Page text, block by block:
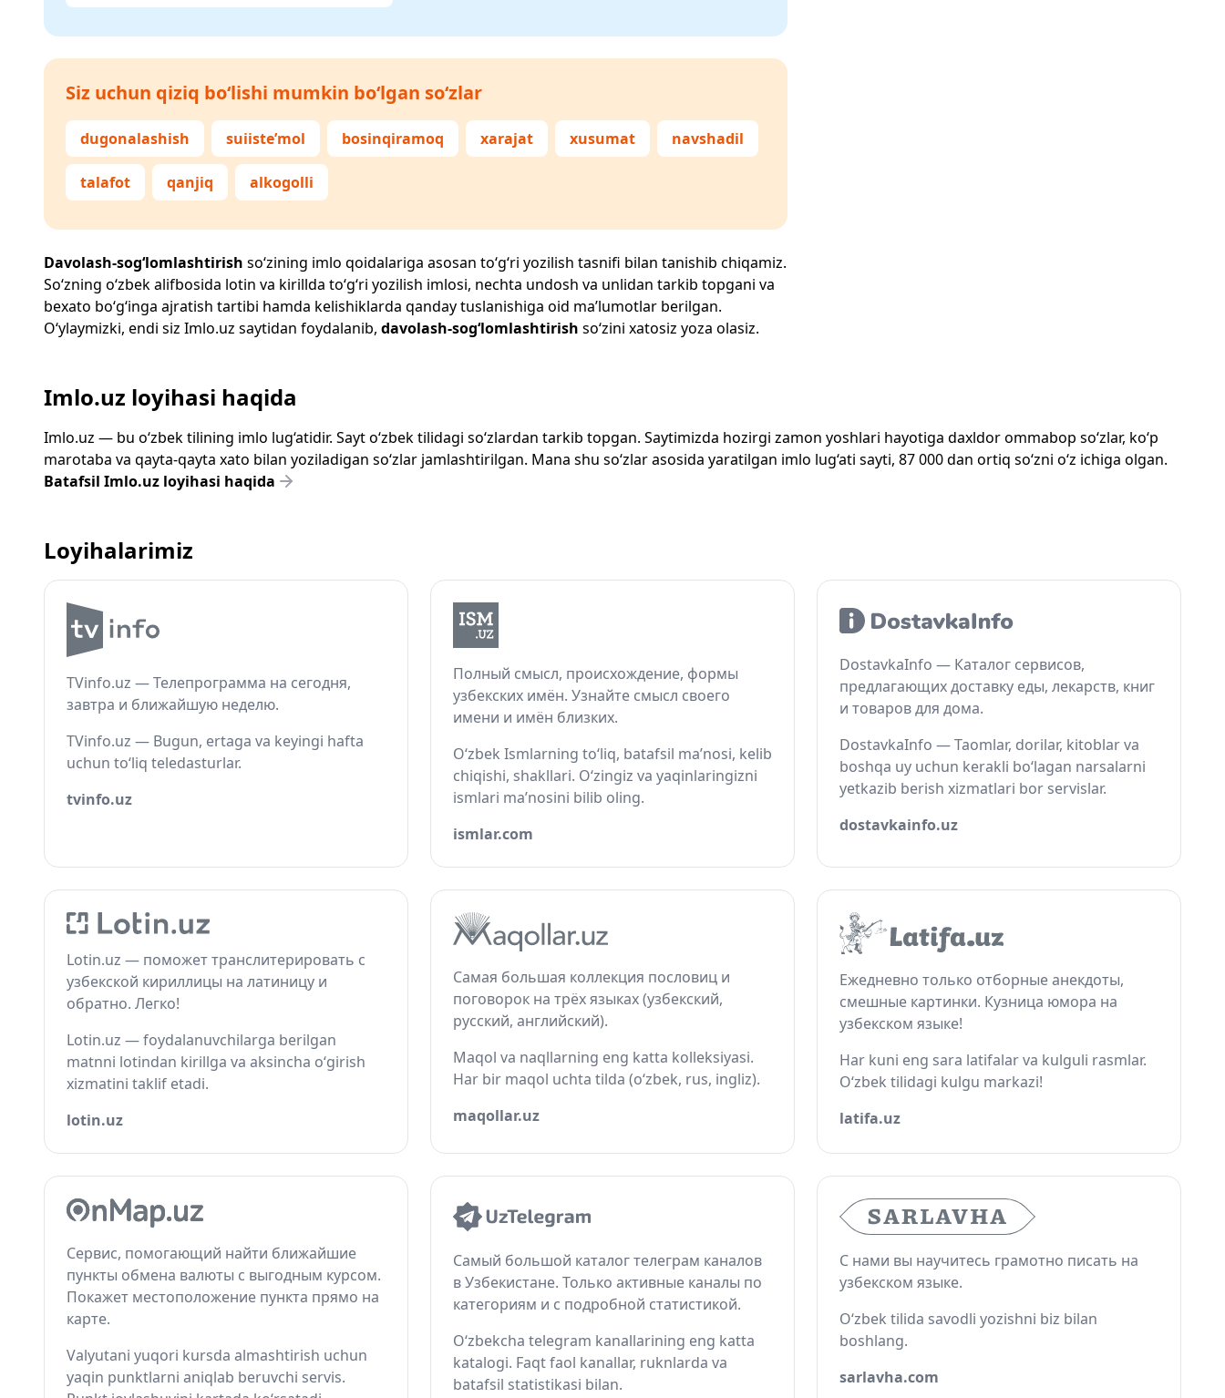
Siz uchun qiziq bo‘lishi mumkin bo‘lgan so‘zlar
dugonalashish suiiste’mol bosinqiramoq xarajat xusumat navshadil
talafot qanjiq alkogolli
Davolash-sog‘lomlashtirish so‘zining imlo qoidalariga asosan to‘g‘ri yozilish tasnifi bilan tanishib chiqamiz.
So‘zning o‘zbek alifbosida lotin va kirillda to‘g‘ri yozilish imlosi, nechta undosh va unlidan tarkib topgani va
bexato bo‘g‘inga ajratish tartibi hamda kelishiklarda qanday tuslanishiga oid ma’lumotlar berilgan.
O‘ylaymizki, endi siz Imlo.uz saytidan foydalanib, davolash-sog‘lomlashtirish so‘zini xatosiz yoza olasiz.
Imlo.uz loyihasi haqida
Imlo.uz — bu o‘zbek tilining imlo lug‘atidir. Sayt o‘zbek tilidagi so‘zlardan tarkib topgan. Saytimizda hozirgi zamon yoshlari hayotiga daxldor ommabop so‘zlar, ko‘p
marotaba va qayta-qayta xato bilan yoziladigan so‘zlar jamlashtirilgan. Mana shu so‘zlar asosida yaratilgan imlo lug‘ati sayti, 87 000 dan ortiq so‘zni o‘z ichiga olgan.
Batafsil Imlo.uz loyihasi haqida
Loyihalarimiz
TVinfo.uz — Телепрограмма на сегодня,
завтра и ближайшую неделю.
TVinfo.uz — Bugun, ertaga va keyingi hafta
uchun to‘liq teledasturlar.
tvinfo.uz
Полный смысл, происхождение, формы
узбекских имён. Узнайте смысл своего
имени и имён близких.
O‘zbek Ismlarning to‘liq, batafsil ma’nosi, kelib
chiqishi, shakllari. O‘zingiz va yaqinlaringizni
ismlari ma’nosini bilib oling.
ismlar.com
DostavkaInfo — Каталог сервисов,
предлагающих доставку еды, лекарств, книг
и товаров для дома.
DostavkaInfo — Taomlar, dorilar, kitoblar va
boshqa uy uchun kerakli bo‘lagan narsalarni
yetkazib berish xizmatlari bor servislar.
dostavkainfo.uz
Lotin.uz — поможет транслитерировать с
узбекской кириллицы на латиницу и
обратно. Легко!
Lotin.uz — foydalanuvchilarga berilgan
matnni lotindan kirillga va aksincha o‘girish
xizmatini taklif etadi.
lotin.uz
Самая большая коллекция пословиц и
поговорок на трёх языках (узбекский,
русский, английский).
Maqol va naqllarning eng katta kolleksiyasi.
Har bir maqol uchta tilda (o‘zbek, rus, ingliz).
maqollar.uz
Ежедневно только отборные анекдоты,
смешные картинки. Кузница юмора на
узбекском языке!
Har kuni eng sara latifalar va kulguli rasmlar.
O‘zbek tilidagi kulgu markazi!
latifa.uz
Сервис, помогающий найти ближайшие
пункты обмена валюты с выгодным курсом.
Покажет местоположение пункта прямо на
карте.
Valyutani yuqori kursda almashtirish uchun
yaqin punktlarni aniqlab beruvchi servis.
Самый большой каталог телеграм каналов
в Узбекистане. Только активные каналы по
категориям и с подробной статистикой.
O‘zbekcha telegram kanallarining eng katta
katalogi. Faqt faol kanallar, ruknlarda va
batafsil statistikasi bilan.
С нами вы научитесь грамотно писать на
узбекском языке.
O‘zbek tilida savodli yozishni biz bilan
boshlang.
sarlavha.com